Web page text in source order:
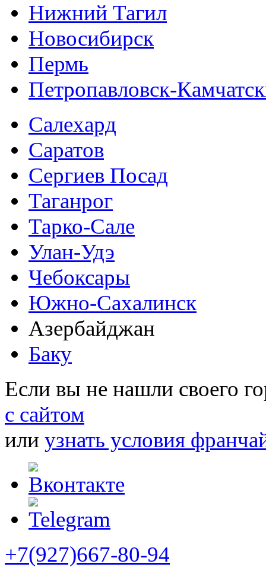
Нижний Тагил
Новосибирск
Пермь
Петропавловск-
Салехард
Саратов
Сергиев Посад
Таганрог
Тарко-Сале
Улан-Удэ
Чебоксары
Южно-Сахалинск
Азербайджан
Баку
Если вы не нашли своего
с сайтом
или узнать условия
+7(927)667-80-94